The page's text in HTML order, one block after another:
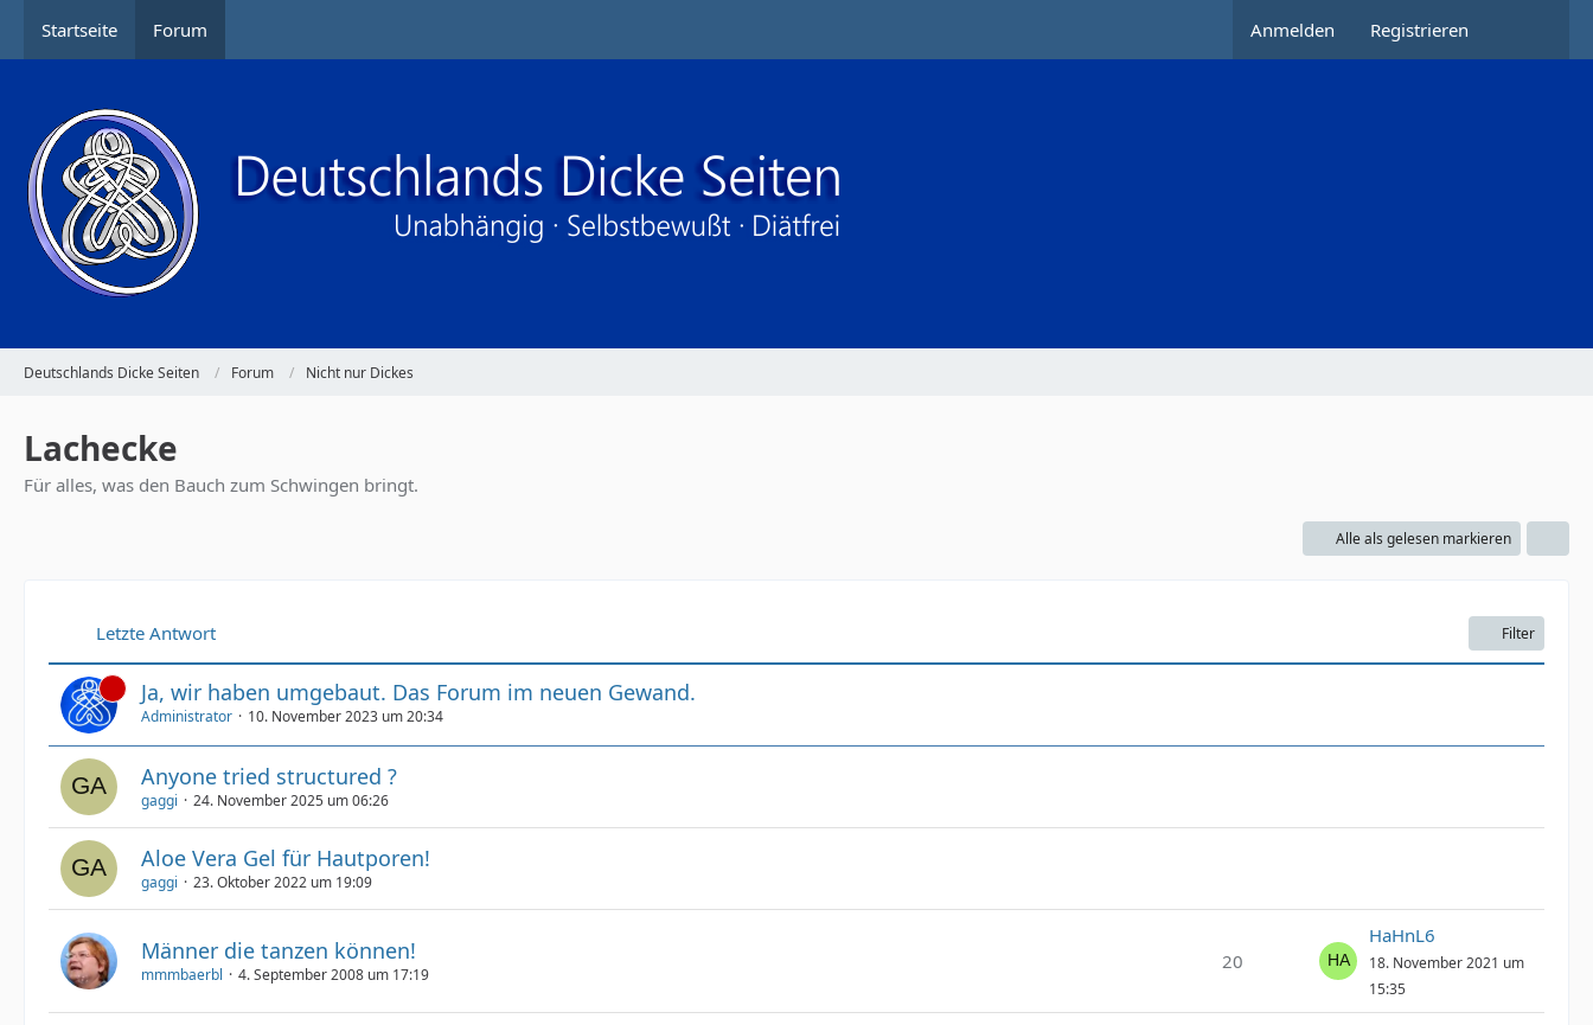
Startseite Forum Anmelden Registrieren
Deutschlands Dicke Seiten Forum Nicht nur Dickes
Lachecke
Für alles, was den Bauch zum Schwingen bringt.
Alle als gelesen markieren
Letzte Antwort Filter
Ja, wir haben umgebaut. Das Forum im neuen Gewand.
Administrator 10. November 2023 um 20:34
Anyone tried structured ?
gaggi 24. November 2025 um 06:26
Aloe Vera Gel für Hautporen!
gaggi 23. Oktober 2022 um 19:09
Männer die tanzen können!
mmmbaerbl 4. September 2008 um 17:19
20
HaHnL6
18. November 2021 um
15:35